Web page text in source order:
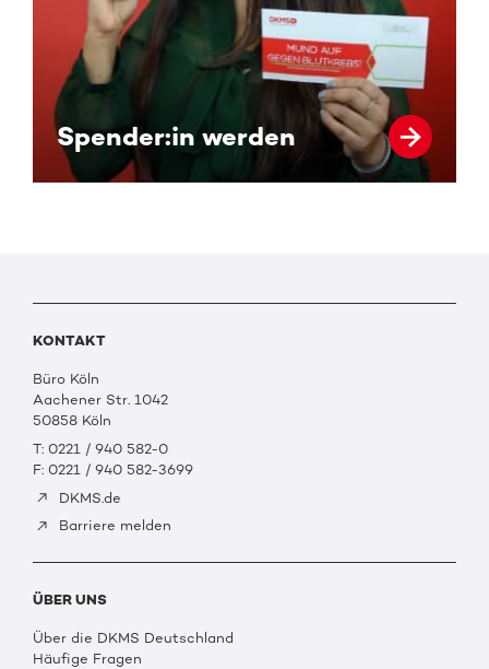
Spender:in werden
KONTAKT
Büro Köln
Aachener Str. 1042
50858 Köln
T: 0221 / 940 582-0
F: 0221 / 940 582-3699
DKMS.de
Barriere melden
ÜBER UNS
Über die DKMS Deutschland
Häufige Fragen